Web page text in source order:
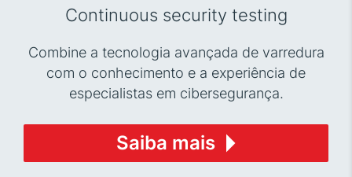
Continuous security testing
Combine a tecnologia avançada de varredura
com o conhecimento e a experiência de
especialistas em cibersegurança.
Saiba mais